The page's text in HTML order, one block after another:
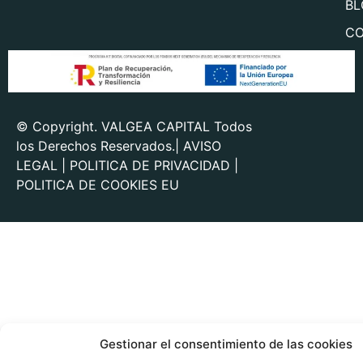
Gestionar el consentimiento de las cookies
© Copyright. VALGEA CAPITAL Todos
los Derechos Reservados.| AVISO
LEGAL
POLITICA DE PRIVACIDAD
POLITICA DE COOKIES EU